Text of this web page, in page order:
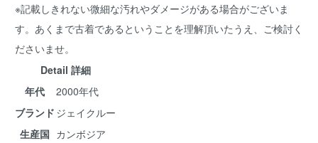
※記載しきれない微細な汚れやダメージがある場合がございま
す。あくまで古着であるということを理解頂いたうえ、ご検討く
ださいませ。
Detail 詳細
年代
2000年代
ブランド ジェイクルー
生産国 カンボジア